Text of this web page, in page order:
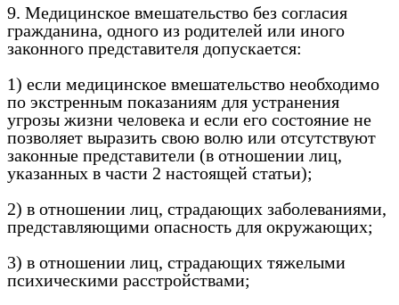
9. Медицинское вмешательство без согласия
гражданина, одного из родителей или иного
законного представителя допускается:
1) если медицинское вмешательство необходимо
по экстренным показаниям для устранения
угрозы жизни человека и если его состояние не
позволяет выразить свою волю или отсутствуют
законные представители (в отношении лиц,
указанных в части 2 настоящей статьи);
2) в отношении лиц, страдающих заболеваниями,
представляющими опасность для окружающих;
3) в отношении лиц, страдающих тяжелыми
психическими расстройствами;